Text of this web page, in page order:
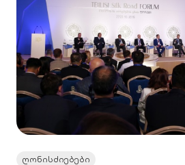
ღონისძიებები